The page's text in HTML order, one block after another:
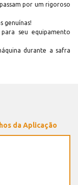
por um rigoroso
genuínas!
seu equipamento
durante a safra
da Aplicação